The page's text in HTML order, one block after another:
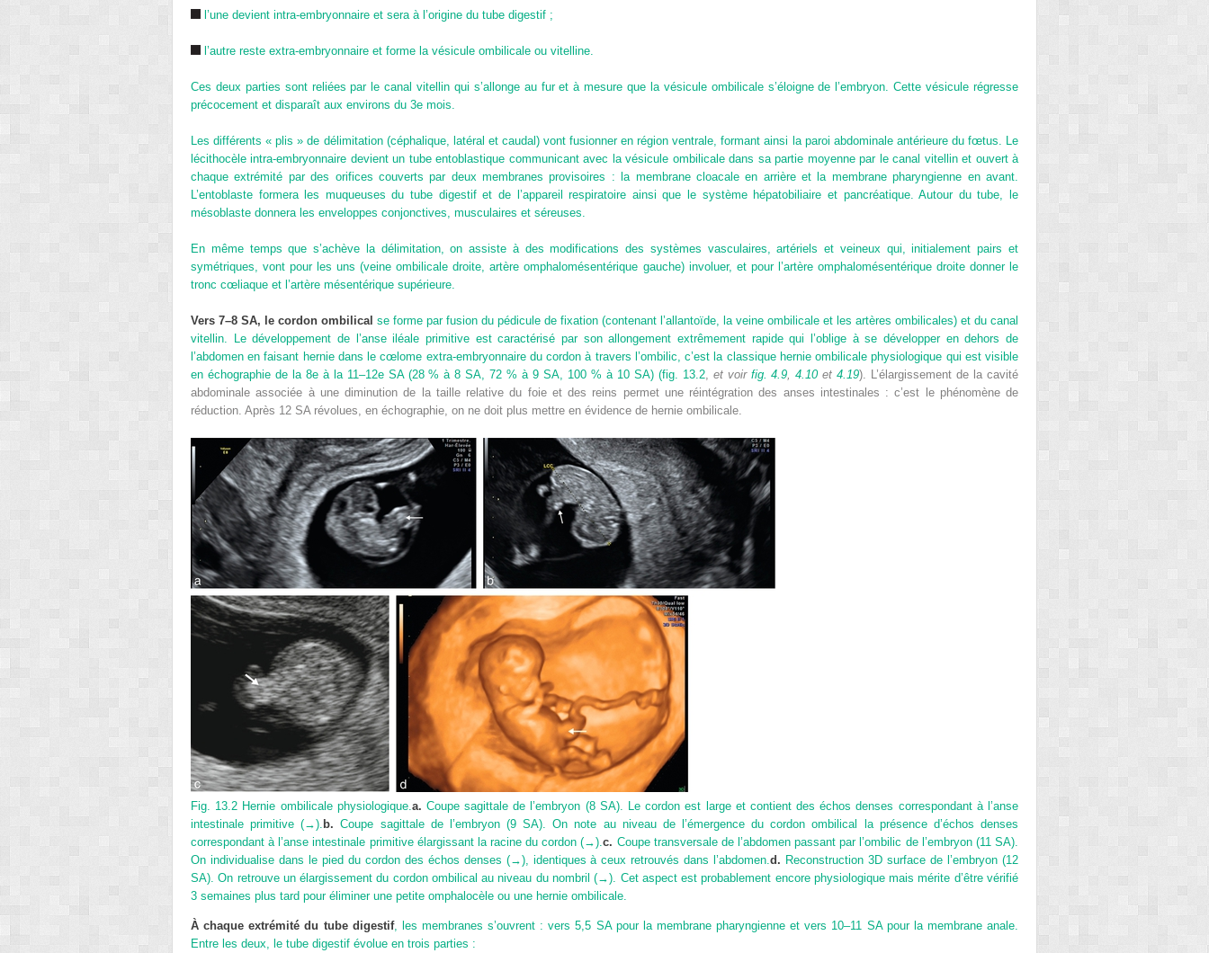
l’une devient intra-embryonnaire et sera à l’origine du tube digestif ;
l’autre reste extra-embryonnaire et forme la vésicule ombilicale ou vitelline.
Ces deux parties sont reliées par le canal vitellin qui s’allonge au fur et à mesure que la vésicule ombilicale s’éloigne de l’embryon. Cette vésicule régresse
précocement et disparaît aux environs du 3e mois.
Les différents « plis » de délimitation (céphalique, latéral et caudal) vont fusionner en région ventrale, formant ainsi la paroi abdominale antérieure du fœtus. Le
lécithocèle intra-embryonnaire devient un tube entoblastique communicant avec la vésicule ombilicale dans sa partie moyenne par le canal vitellin et ouvert à
chaque extrémité par des orifices couverts par deux membranes provisoires : la membrane cloacale en arrière et la membrane pharyngienne en avant.
L’entoblaste formera les muqueuses du tube digestif et de l’appareil respiratoire ainsi que le système hépatobiliaire et pancréatique. Autour du tube, le
mésoblaste donnera les enveloppes conjonctives, musculaires et séreuses.
En même temps que s’achève la délimitation, on assiste à des modifications des systèmes vasculaires, artériels et veineux qui, initialement pairs et
symétriques, vont pour les uns (veine ombilicale droite, artère omphalomésentérique gauche) involuer, et pour l’artère omphalomésentérique droite donner le
tronc cœliaque et l’artère mésentérique supérieure.
Vers 7–8 SA, le cordon ombilical se forme par fusion du pédicule de fixation (contenant l’allantoïde, la veine ombilicale et les artères ombilicales) et du canal
vitellin. Le développement de l’anse iléale primitive est caractérisé par son allongement extrêmement rapide qui l’oblige à se développer en dehors de
l’abdomen en faisant hernie dans le cœlome extra-embryonnaire du cordon à travers l’ombilic, c’est la classique hernie ombilicale physiologique qui estvisible
en échographie de la 8eà la 11–12eSA (28 % à 8 SA, 72 % à 9 SA, 100 % à 10 SA) (fig. 13.2, et voir fig. 4.9 4.10 et 4.19). L’élargissement de la cavité
abdominale associée à une diminution de la taille relative du foie et des reins permet une réintégration des anses intestinales : c’est le phénomène de
réduction. Après 12 SA révolues, en échographie, on ne doit plus mettre en évidence de hernie ombilicale.
Fig. 13.2 Hernie ombilicale physiologique. a. Coupe sagittale de l’embryon (8 SA). Le cordon est large et contient des échos denses correspondant à l’anse
intestinale primitive (→). b. Coupe sagittale de l’embryon (9 SA). On note au niveau de l’émergence du cordon ombilical la présence d’échos denses
correspondant à l’anse intestinale primitive élargissant la racine du cordon (→).c. Coupe transversale de l’abdomen passant par l’ombilic de l’embryon (11 SA).
On individualise dans le pied du cordon des échos denses (→), identiques à ceux retrouvés dans l’abdomen.d. Reconstruction 3D surface de l’embryon (12
SA). On retrouve un élargissement du cordon ombilical au niveau du nombril (→). Cet aspect est probablement encore physiologique mais mérite d’être vérifié
3 semaines plus tard pour éliminer une petite omphalocèle ou une hernie ombilicale.
À chaque extrémité du tube digestif, les membranes s’ouvrent : vers 5,5 SA pour la membrane pharyngienne et vers 10–11 SA pour la membrane anale.
Entre les deux, le tube digestif évolue en trois parties :